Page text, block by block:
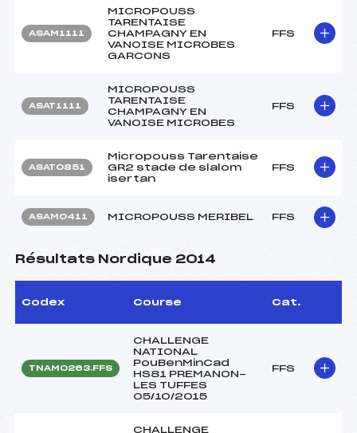
ASAM1111
MICROPOUSS
TARENTAISE
CHAMPAGNY EN
VANOISE MICROBES
GARCONS
FFS
ASAT1111
MICROPOUSS
TARENTAISE
CHAMPAGNY EN
VANOISE MICROBES
FFS
ASAT0851
Micropouss Tarentaise
GR2 stade de slalom
isertan
FFS
ASAM0411 MICROPOUSS MERIBEL FFS
Résultats Nordique 2014
Codex Course Cat.
TNAM0263.FFS
CHALLENGE
NATIONAL
PouBenMinCad
HS81 PREMANON-
LES TUFFES
05/10/2015
FFS
CHALLENGE